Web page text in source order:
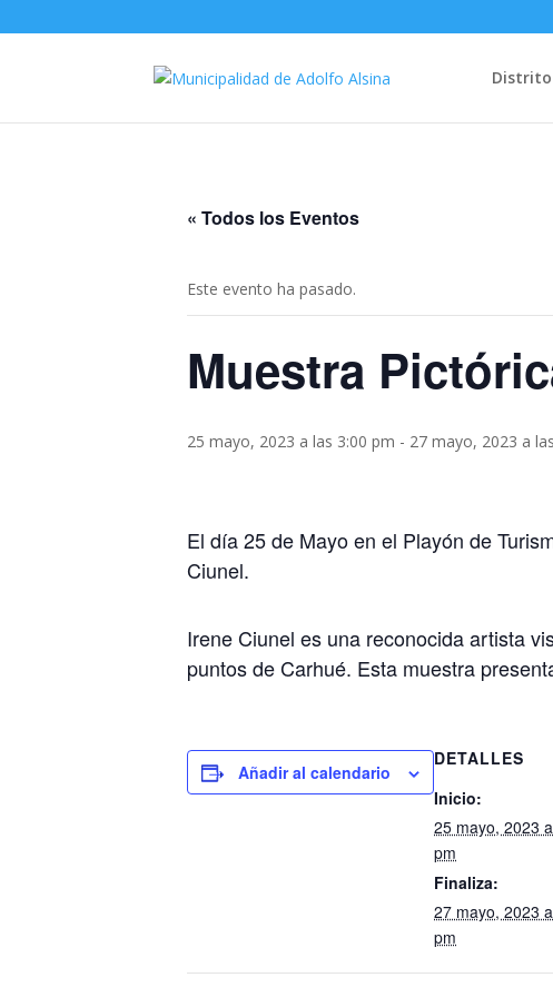
Distrito
« Todos los Eventos
Este evento ha pasado.
Muestra
25 mayo, 2023 a las 3:00 pm - 27 mayo, 2023 a
El día 25 de Mayo en el Playón de
Ciunel.
Irene Ciunel es una reconocida artista
puntos de Carhué. Esta muestra
Añadir al calendario
DETALLES
Inicio:
25 mayo, 2023
pm
Finaliza:
27 mayo, 2023
pm